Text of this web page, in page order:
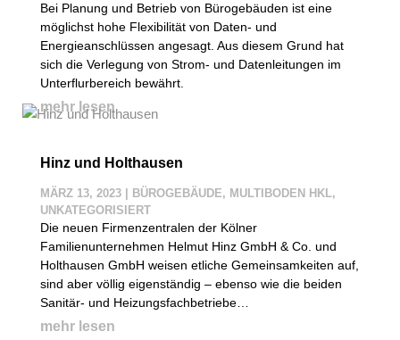
Bei Planung und Betrieb von Bürogebäuden ist eine
möglichst hohe Flexibilität von Daten- und
Energieanschlüssen angesagt. Aus diesem Grund hat
sich die Verlegung von Strom- und Datenleitungen im
Unterflurbereich bewährt.
mehr lesen
Hinz und Holthausen
MÄRZ 13, 2023| BÜROGEBÄUDE, MULTIBODEN HKL,
UNKATEGORISIERT
Die neuen Firmenzentralen der Kölner
Familienunternehmen Helmut Hinz GmbH & Co. und
Holthausen GmbH weisen etliche Gemeinsamkeiten auf,
sind aber völlig eigenständig – ebenso wie die beiden
Sanitär- und Heizungsfachbetriebe…
mehr lesen